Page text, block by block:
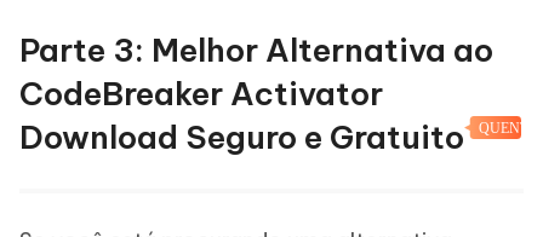
Parte 3: Melhor Alternativa ao
CodeBreaker Activator
Download Seguro e Gratuito
QUENTE